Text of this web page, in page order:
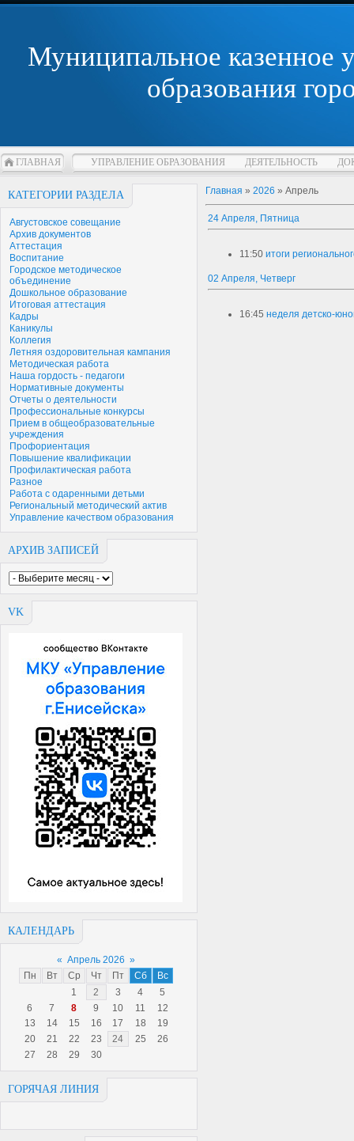
Муниципальное казенное
образования
ГЛАВНАЯ УПРАВЛЕНИЕ ОБРАЗОВАНИЯ ДЕЯТЕЛЬНОСТЬ
КАТЕГОРИИ РАЗДЕЛА
Августовское совещание
Архив документов
Аттестация
Воспитание
Городское методическое
объединение
Дошкольное образование
Итоговая аттестация
Кадры
Каникулы
Коллегия
Летняя оздоровительная кампания
Методическая работа
Наша гордость - педагоги
Нормативные документы
Отчеты о деятельности
Профессиональные конкурсы
Прием в общеобразовательные
учреждения
Профориентация
Повышение квалификации
Профилактическая работа
Разное
Работа с одаренными детьми
Региональный методический актив
Управление качеством образования
АРХИВ ЗАПИСЕЙ
VK
КАЛЕНДАРЬ
« Апрель 2026 »
Пн
Вт Ср Чт Пт Сб
Вс
1
2 3 4
5
6
7 8 9 10 11
12
13
14 15 16 17 18
19
20
21 22 23 24 25
26
27
28 29 30
ГОРЯЧАЯ ЛИНИЯ
Главная » 2026 » Апрель
24 Апреля, Пятница
11:50 итоги
02 Апреля, Четверг
16:45 неделя детско-